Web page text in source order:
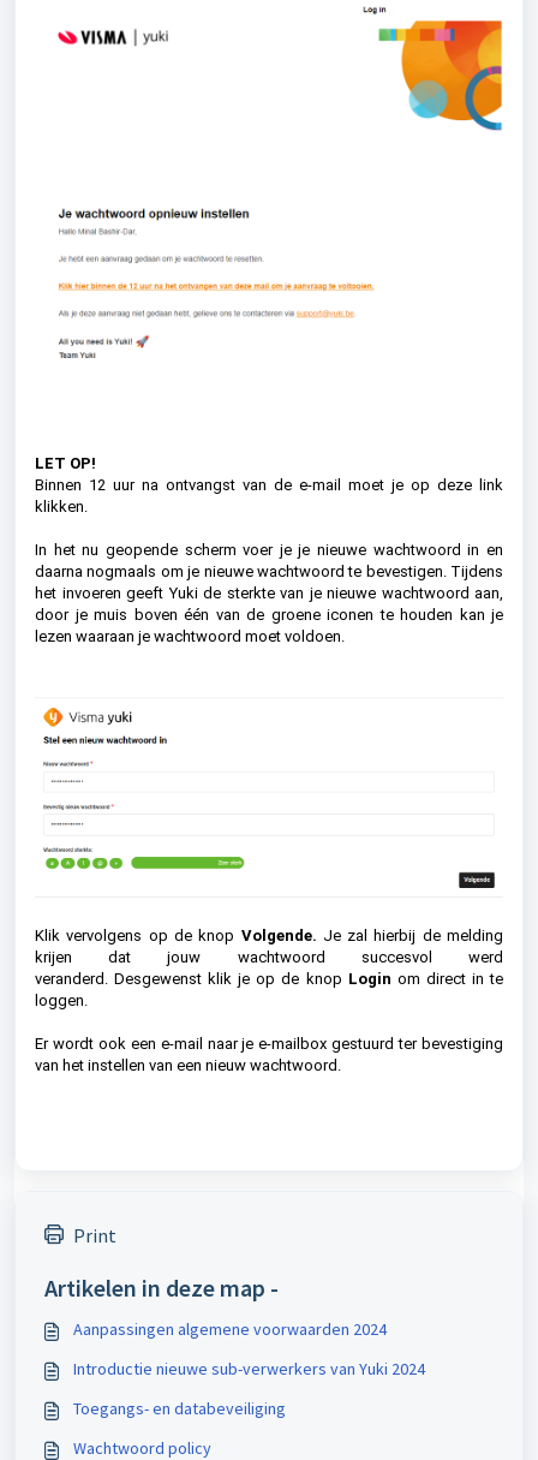
LET OP!
Binnen 12 uur na ontvangst van de e-mail moet je op deze link
klikken.
In het nu geopende scherm voer je je nieuwe wachtwoord in en
daarna nogmaals om je nieuwe wachtwoord te bevestigen. Tijdens
het invoeren geeft Yuki de sterkte van je nieuwe wachtwoord aan,
door je muis boven één van de groene iconen te houden kan je
lezen waaraan je wachtwoord moet voldoen.
Klik vervolgens op de knop Volgende. Je zal hierbij de melding
krijen dat jouw wachtwoord succesvol werd
veranderd.Desgewenst klik je op de knop Login om direct in te
loggen.
Er wordt ook een e-mail naar je e-mailbox gestuurd ter bevestiging
van het instellen van een nieuw wachtwoord.
Print
Artikelen in deze map -
Aanpassingen algemene voorwaarden 2024
Introductie nieuwe sub-verwerkers van Yuki 2024
Toegangs- en databeveiliging
Wachtwoord policy